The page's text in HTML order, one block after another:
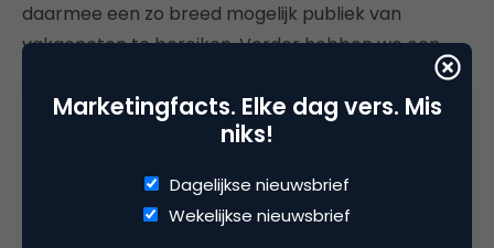
daarmee een zo breed mogelijk publiek van
vakgenoten te bereiken. Verder hebben we een
hoogte houden en onderling kennis kunnen
uitwisselen of vragen kunnen stellen.’
Mepal is natuurlijk sowieso een aansprekend en
interessant merk. Stel dat het je mooi lijkt om Mepal
Marketingfacts. Elke dag vers. Mis
niks!
Dagelijkse nieuwsbrief
Wekelijkse nieuwsbrief